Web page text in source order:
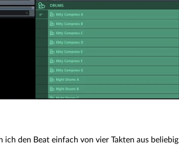
den Beat einfach von vier Takten aus beliebig